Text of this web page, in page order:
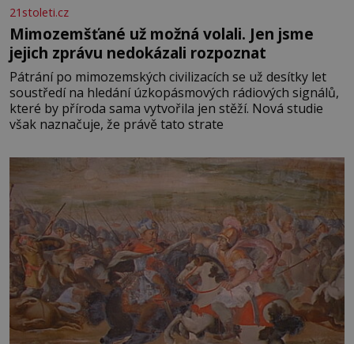
21stoleti.cz
Mimozemšťané už možná volali. Jen jsme
jejich zprávu nedokázali rozpoznat
Pátrání po mimozemských civilizacích se už desítky let
soustředí na hledání úzkopásmových rádiových signálů,
které by příroda sama vytvořila jen stěží. Nová studie
však naznačuje, že právě tato strate